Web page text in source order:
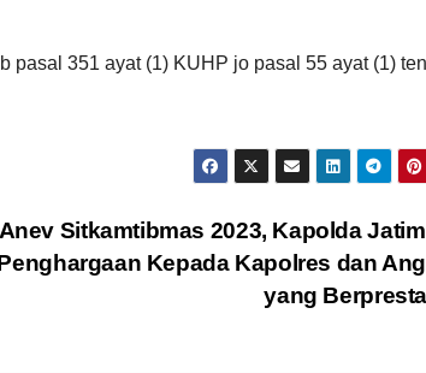
pasal 351 ayat (1) KUHP jo pasal 55 ayat (1)
Anev Sitkamtibmas 2023, Kapolda
Kepada Kapolres dan
yang